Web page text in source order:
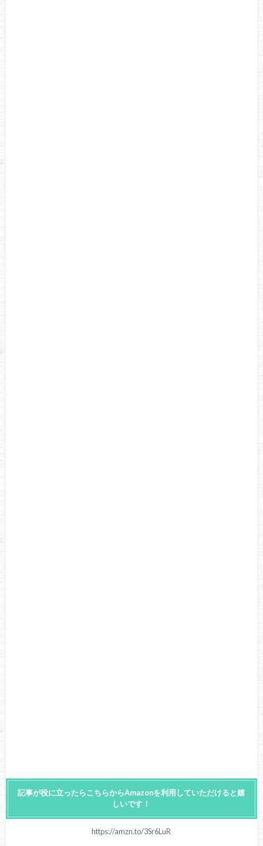
記事が役に立ったらこちらからAmazonを利用していただけると嬉
しいです！
https://amzn.to/3Sr6LuR